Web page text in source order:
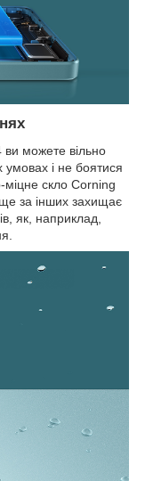
ви можете вільно
і не боятися
міцне скло Corning
за інших захищає
як, наприклад,